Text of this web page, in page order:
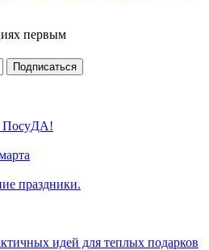
первым
ПосуДА!
праздники.
идей для теплых подарков